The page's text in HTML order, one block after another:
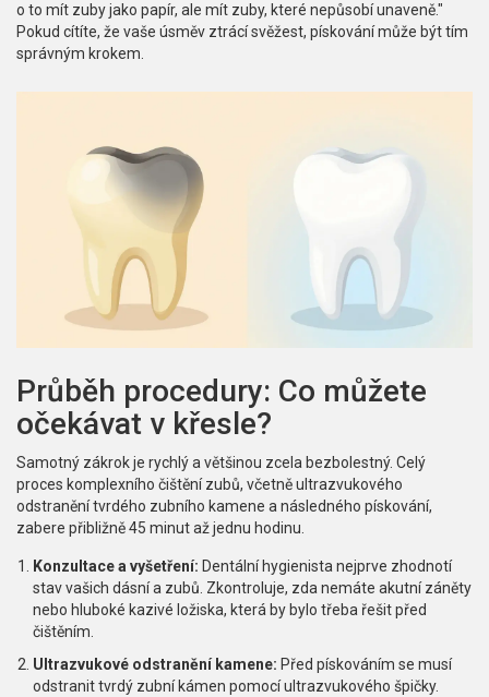
o to mít zuby jako papír, ale mít zuby, které nepůsobí unaveně."
Pokud cítíte, že vaše úsměv ztrácí svěžest, pískování může být tím
správným krokem.
Průběh procedury: Co můžete
očekávat v křesle?
Samotný zákrok je rychlý a většinou zcela bezbolestný. Celý
proces komplexního čištění zubů, včetně ultrazvukového
odstranění tvrdého zubního kamene a následného pískování,
zabere přibližně 45 minut až jednu hodinu.
Konzultace a vyšetření: Dentální hygienista nejprve zhodnotí
stav vašich dásní a zubů. Zkontroluje, zda nemáte akutní záněty
nebo hluboké kazivé ložiska, která by bylo třeba řešit před
čištěním.
Ultrazvukové odstranění kamene: Před pískováním se musí
odstranit tvrdý zubní kámen pomocí ultrazvukového špičky.